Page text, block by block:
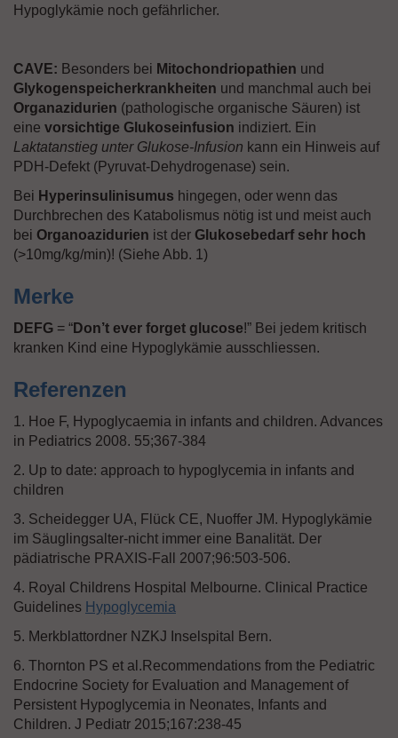
Hypoglykämie noch gefährlicher.
CAVE: Besonders bei Mitochondriopathien und
Glykogenspeicherkrankheiten und manchmal auch bei
Organazidurien (pathologische organische Säuren) ist
eine vorsichtige Glukoseinfusion indiziert. Ein
Laktatanstieg unter Glukose-Infusion kann ein Hinweis auf
PDH-Defekt (Pyruvat-Dehydrogenase) sein.
Bei Hyperinsulinisumus hingegen, oder wenn das
Durchbrechen des Katabolismus nötig ist und meist auch
bei Organoazidurien ist der Glukosebedarf sehr hoch
(>10mg/kg/min)! (Siehe Abb. 1)
Merke
DEFG = “Don’t ever forget glucose!” Bei jedem kritisch
kranken Kind eine Hypoglykämie ausschliessen.
Referenzen
1. Hoe F, Hypoglycaemia in infants and children. Advances
in Pediatrics 2008. 55;367-384
2. Up to date: approach to hypoglycemia in infants and
children
3. Scheidegger UA, Flück CE, Nuoffer JM. Hypoglykämie
im Säuglingsalter-nicht immer eine Banalität. Der
pädiatrische PRAXIS-Fall 2007;96:503-506.
4. Royal Childrens Hospital Melbourne. Clinical Practice
Guidelines Hypoglycemia
5. Merkblattordner NZKJ Inselspital Bern.
6. Thornton PS et al.Recommendations from the Pediatric
Endocrine Society for Evaluation and Management of
Persistent Hypoglycemia in Neonates, Infants and
Children. J Pediatr 2015;167:238-45